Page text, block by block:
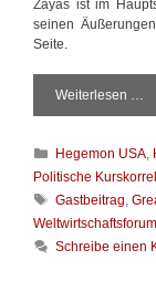
Zayas ist im
seinen
Seite.
Weiterlesen …
i
e
b
e
e
K
a
t
g
o
Hegemon USA,
Politische
S
c
h
Gastbeitrag,
Schreibe einen